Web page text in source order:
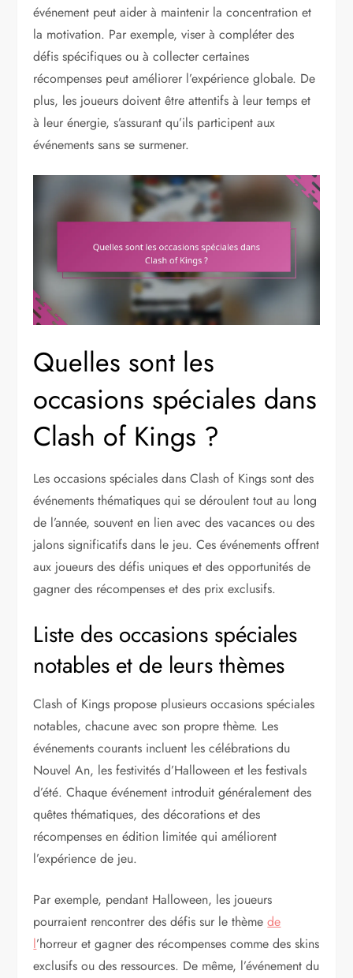
événement peut aider à maintenir la concentration et
la motivation. Par exemple, viser à compléter des
défis spécifiques ou à collecter certaines
récompenses peut améliorer l’expérience globale. De
plus, les joueurs doivent être attentifs à leur temps et
à leur énergie, s’assurant qu’ils participent aux
événements sans se surmener.
Quelles sont les
occasions spéciales dans
Clash of Kings ?
Les occasions spéciales dans Clash of Kings sont des
événements thématiques qui se déroulent tout au long
de l’année, souvent en lien avec des vacances ou des
jalons significatifs dans le jeu. Ces événements offrent
aux joueurs des défis uniques et des opportunités de
gagner des récompenses et des prix exclusifs.
Liste des occasions spéciales
notables et de leurs thèmes
Clash of Kings propose plusieurs occasions spéciales
notables, chacune avec son propre thème. Les
événements courants incluent les célébrations du
Nouvel An, les festivités d’Halloween et les festivals
d’été. Chaque événement introduit généralement des
quêtes thématiques, des décorations et des
récompenses en édition limitée qui améliorent
l’expérience de jeu.
Par exemple, pendant Halloween, les joueurs
pourraient rencontrer des défis sur le thèmede
l’horreur et gagner des récompenses comme des skins
exclusifs ou des ressources. De même, l’événement du